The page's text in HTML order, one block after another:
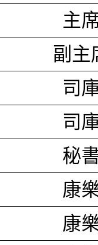
主
副主
司
司
秘
康
康